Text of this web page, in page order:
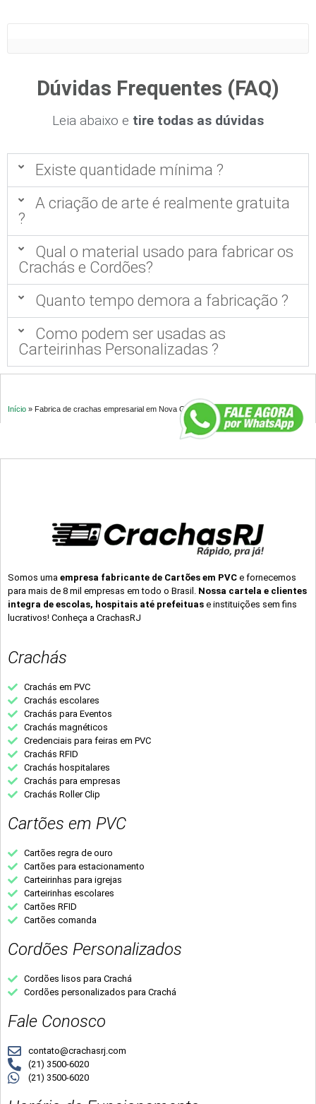
Dúvidas Frequentes (FAQ)
Leia abaixo e tire todas as dúvidas
Existe quantidade mínima ?
A criação de arte é realmente gratuita
?
Qual o material usado para fabricar os
Crachás e Cordões?
Quanto tempo demora a fabricação ?
Como podem ser usadas as
Carteirinhas Personalizadas ?
Início » Fabrica de crachas empresarial em Nova Gameleira MG
Somos uma empresa fabricante de Cartões em PVC e fornecemos
para mais de 8 mil empresas em todo o Brasil. Nossa cartela e clientes
integra de escolas, hospitais até prefeituas e instituições sem fins
lucrativos! Conheça a CrachasRJ
Crachás
Crachás em PVC
Crachás escolares
Crachás para Eventos
Crachás magnéticos
Credenciais para feiras em PVC
Crachás RFID
Crachás hospitalares
Crachás para empresas
Crachás Roller Clip
Cartões em PVC
Cartões regra de ouro
Cartões para estacionamento
Carteirinhas para igrejas
Carteirinhas escolares
Cartões RFID
Cartões comanda
Cordões Personalizados
Cordões lisos para Crachá
Cordões personalizados para Crachá
Fale Conosco
contato@crachasrj.com
(21) 3500-6020
(21) 3500-6020